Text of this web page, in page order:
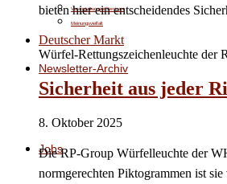
Veranstaltungen/Seminare
Meinungsvielfalt
Newsletter-Archiv
Jobs
bieten hier ein entscheidendes
Deutscher Markt
Würfel-Rettungszeichenleuchte der
Sicherheit aus jeder
8. Oktober 2025
Die RP-Group Würfelleuchte der
normgerechten Piktogrammen ist sie